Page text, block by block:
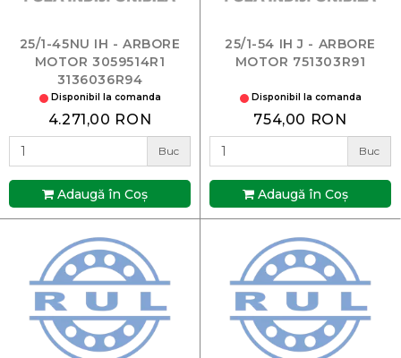
25/1-45NU IH - ARBORE
MOTOR 3059514R1
3136036R94
Disponibil la comanda
4.271,00 RON
Buc
Adaugă în Coş
25/1-54 IH J - ARBORE
MOTOR 751303R91
Disponibil la comanda
754,00 RON
Buc
Adaugă în Coş